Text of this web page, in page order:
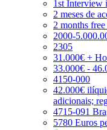
1st Interview
2 meses de
2 months
2000-
2305
31.000€ +
33.000€ -
4150-000
42.000€
adicionais;
4715-091
5780 Euros